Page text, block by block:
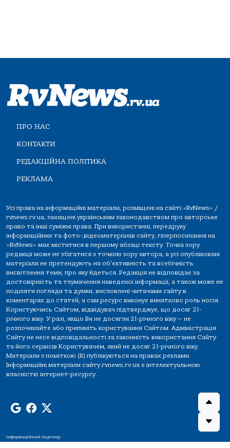
ПРО НАС
КОНТАКТИ
РЕДАКЦІЙНА ПОЛІТИКА
РЕКЛАМА
Усі права на інформаційні матеріали, розміщені на сайті «RvNews» /
rvnews.rv.ua, захищені українським законодавством про авторське
право та інші суміжні права. При використанні, передруку
інформаційних та фото-,відеоматеріалів сайту, гіперпосилання на
«RvNews» має міститися в першому абзаці тексту. Точка зору
редакції може не збігатися з точкою зору автора, а усі опубліковані
матеріали не претендують на об'єктивність та всебічність
висвітлення теми, про яку йдеться. Редакція не відповідає за
достовірність та тлумачення наведеної інформації, а також може не
поділяти погляди та думки, висловлені читачами сайту в
коментарях до статей, а сам ресурс виконує винятково роль носія.
Користуючись Сайтом, відвідувач підтверджує, що досяг 21-
річного віку. У разі, якщо Ви не досягли 21-річного віку — не
розпочинайте або припиніть користування Сайтом. Адміністрація
Сайту не несе відповідальності за законність використання Сайту
та його сервісів Користувачем, який не досяг 21-річного віку.
Матеріали з поміткою (R) публікуються на правах реклами.
Інформаційні матеріали сайту rvnews.rv.ua є інтелектуальною
власністю інтернет-ресурсу.
Інформаційний партнер: